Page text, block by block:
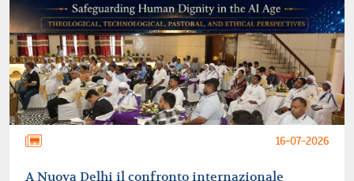
16-07-2026
A Nuova Delhi il confronto internazionale